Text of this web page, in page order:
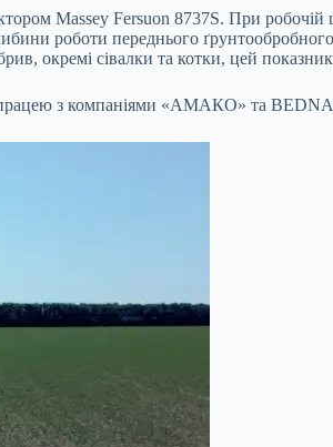
Massey Fersuon 8737S. При робочій
роботи переднього
окремі сівалки та котки, цей
з компаніями «АМАКО» та